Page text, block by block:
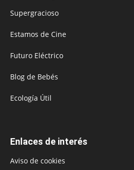
Supergracioso
Estamos de Cine
Futuro Eléctrico
Blog de Bebés
Ecología Útil
Enlaces de interés
Aviso de cookies